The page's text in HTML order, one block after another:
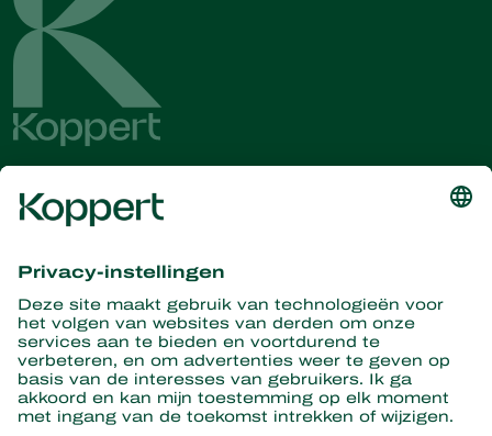
Ontvang het laatste nieuws en
informatie
Hier aanmelden
Partners with Nature
Roofmijten